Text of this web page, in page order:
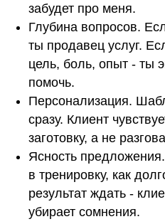
забудет про меня.
Глубина вопросов.
ты продавец услуг.
цель, боль, опыт - ты
помочь.
Персонализация.
сразу. Клиент
заготовку, а не
Ясность
в тренировку, как
результат ждать -
убирает сомнения.